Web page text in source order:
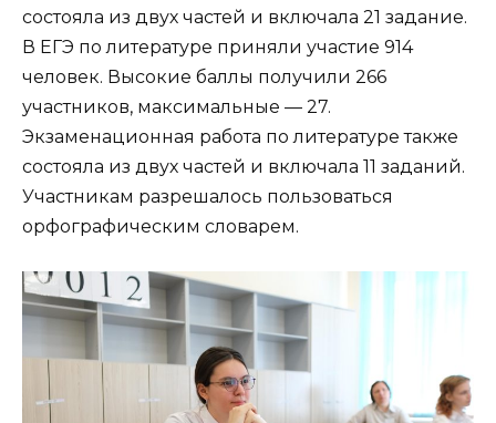
состояла из двух частей и включала 21 задание.
В ЕГЭ по литературе приняли участие 914
человек. Высокие баллы получили 266
участников, максимальные — 27.
Экзаменационная работа по литературе также
состояла из двух частей и включала 11 заданий.
Участникам разрешалось пользоваться
орфографическим словарем.